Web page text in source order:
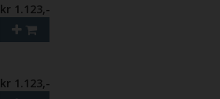
kr 1.123,-
kr 1.123,-